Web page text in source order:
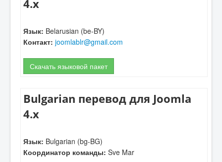
4.x
Язык: Belarusian (be-BY)
Контакт: joomlablr@gmail.com
Скачать языковой пакет
Bulgarian перевод для Joomla
4.x
Язык: Bulgarian (bg-BG)
Координатор команды: Sve Mar